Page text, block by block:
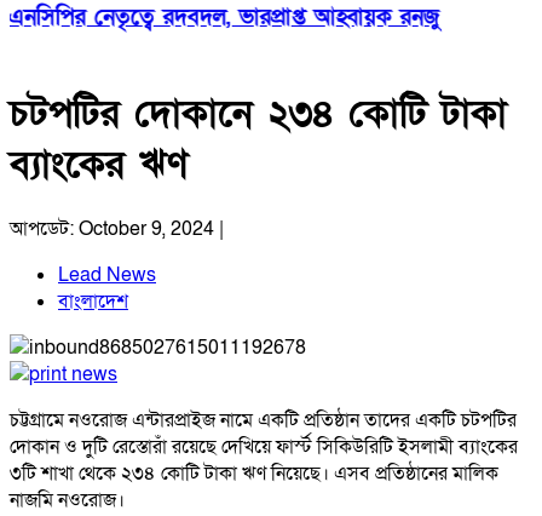
নেতৃত্বে রদবদল, ভারপ্রাপ্ত আহ্বায়ক রনজু
চটপটির দোকানে ২৩৪ কোটি টাকা
ব্যাংকের ঋণ
আপডেট: October 9, 2024 |
Lead News
বাংলাদেশ
চট্টগ্রামে নওরোজ এন্টারপ্রাইজ নামে একটি প্রতিষ্ঠান তাদের একটি চটপটির
দোকান ও দুটি রেস্তোরাঁ রয়েছে দেখিয়ে ফার্স্ট সিকিউরিটি ইসলামী ব্যাংকের
৩টি শাখা থেকে ২৩৪ কোটি টাকা ঋণ নিয়েছে। এসব প্রতিষ্ঠানের মালিক
নাজমি নওরোজ।